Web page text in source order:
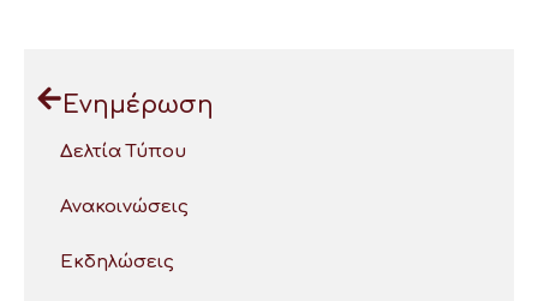
Ενημέρωση
Δελτία Τύπου
Ανακοινώσεις
Εκδηλώσεις